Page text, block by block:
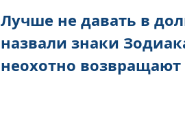
Лучше не давать в
назвали знаки
неохотно возвращают